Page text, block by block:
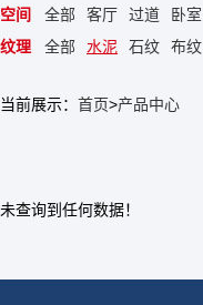
空间
全部 客厅 过道 卧室
纹理
全部 水泥 石纹 布纹
当前展示： 首页>产品中心
未查询到任何数据！